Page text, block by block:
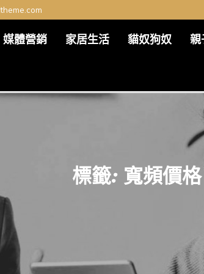
媒體營銷 家居生活 貓奴狗奴 親
標籤: 寬頻價格